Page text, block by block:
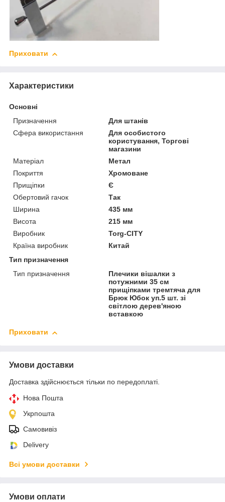
Приховати
Характеристики
Основні
Призначення
Для штанів
Сфера використання
Для особистого
користування, Торгові
магазини
Матеріал
Метал
Покриття
Хромоване
Прищіпки
Є
Обертовий гачок
Так
Ширина
435 мм
Висота
215 мм
Виробник
Torg-CITY
Країна виробник
Китай
Тип призначення
Тип призначення
Плечики вішалки з
потужними 35 см
прищіпками тремтяча для
Брюк Юбок уп.5 шт. зі
світлою дерев'яною
вставкою
Приховати
Умови доставки
Доставка здійснюється тільки по передоплаті.
Нова Пошта
Укрпошта
Самовивіз
Delivery
Всі умови доставки
Умови оплати